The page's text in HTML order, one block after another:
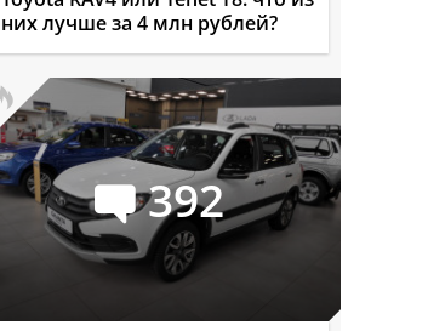
них лучше за 4 млн рублей?
392